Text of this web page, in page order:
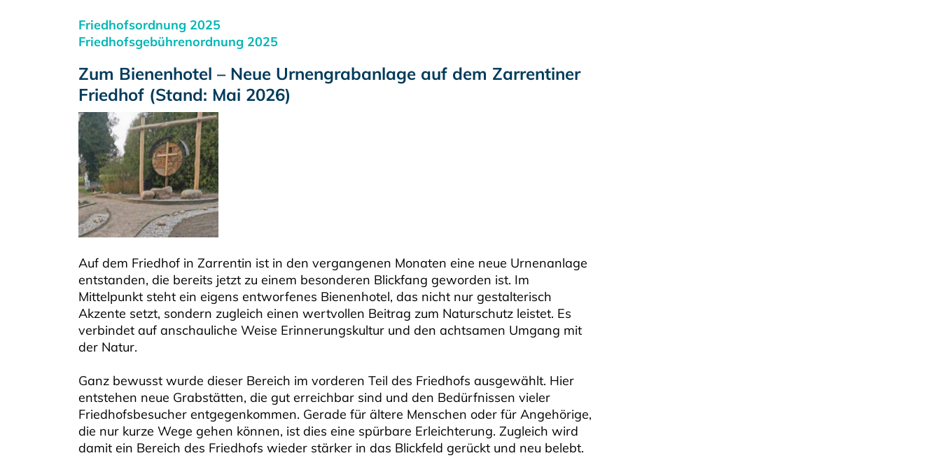
Friedhofsordnung 2025
Friedhofsgebührenordnung 2025
Zum Bienenhotel – Neue Urnengrabanlage auf dem Zarrentiner
Friedhof (Stand: Mai 2026)
Auf dem Friedhof in Zarrentin ist in den vergangenen Monaten eine neue Urnenanlage
entstanden, die bereits jetzt zu einem besonderen Blickfang geworden ist. Im
Mittelpunkt steht ein eigens entworfenes Bienenhotel, das nicht nur gestalterisch
Akzente setzt, sondern zugleich einen wertvollen Beitrag zum Naturschutz leistet. Es
verbindet auf anschauliche Weise Erinnerungskultur und den achtsamen Umgang mit
der Natur.
Ganz bewusst wurde dieser Bereich im vorderen Teil des Friedhofs ausgewählt. Hier
entstehen neue Grabstätten, die gut erreichbar sind und den Bedürfnissen vieler
Friedhofsbesucher entgegenkommen. Gerade für ältere Menschen oder für Angehörige,
die nur kurze Wege gehen können, ist dies eine spürbare Erleichterung. Zugleich wird
damit ein Bereich des Friedhofs wieder stärker in das Blickfeld gerückt und neu belebt.